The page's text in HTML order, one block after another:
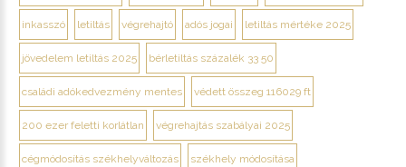
inkasszó letiltás végrehajtó adós jogai letiltás mértéke 2025
jövedelem letiltás 2025 bérletiltás százalék 33 50
családi adókedvezmény mentes védett összeg 116029 ft
200 ezer feletti korlátlan végrehajtás szabályai 2025
cégmódosítás székhelyváltozás székhely módosítása